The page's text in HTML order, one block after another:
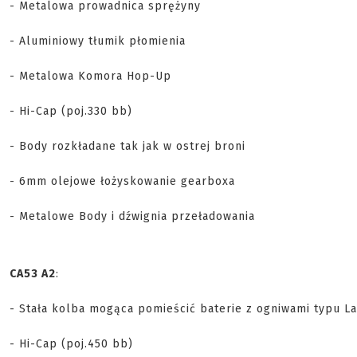
- Metalowa prowadnica sprężyny
- Aluminiowy tłumik płomienia
- Metalowa Komora Hop-Up
- Hi-Cap (poj.330 bb)
- Body rozkładane tak jak w ostrej broni
- 6mm olejowe łożyskowanie gearboxa
- Metalowe Body i dźwignia przeładowania
CA53 A2:
- Stała kolba mogąca pomieścić baterie z ogniwami typu
- Hi-Cap (poj.450 bb)